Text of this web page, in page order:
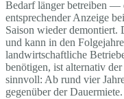
Bedarf länger betreiben —
entsprechender Anzeige
Saison wieder demontiert.
und kann in den
landwirtschaftliche
benötigen, ist alternativ
sinnvoll: Ab rund vier
gegenüber der Dauermiete.